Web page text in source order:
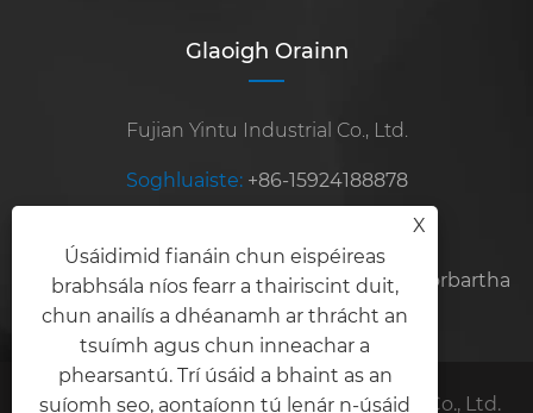
Glaoigh Orainn
Fujian Yintu Industrial Co., Ltd.
Soghluaiste: +86-15924188878
steelexport2010@sina.com
Seoladh:Uimh.8, Bóthar Hongshan, Crios Forbartha
Zhangzhou, Cúige Fujian, an tSín
Cóipcheart © 2025 Fujian Yintu Industrial Co., Ltd.
X
Úsáidimid fianáin chun eispéireas
brabhsála níos fearr a thairiscint duit,
chun anailís a dhéanamh ar thrácht an
tsuímh agus chun inneachar a
phearsantú. Trí úsáid a bhaint as an
suíomh seo, aontaíonn tú lenár n-úsáid